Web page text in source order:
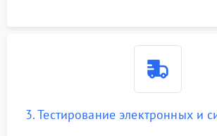
3. Тестирование электронных и